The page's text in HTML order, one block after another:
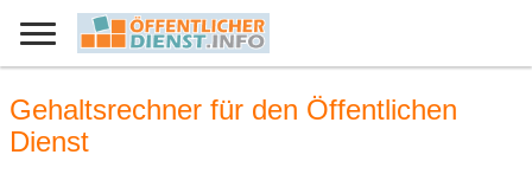
Gehaltsrechner für den Öffentlichen
Dienst